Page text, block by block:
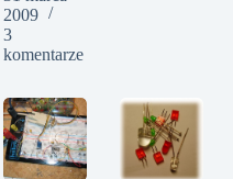
2009
3
komentarze